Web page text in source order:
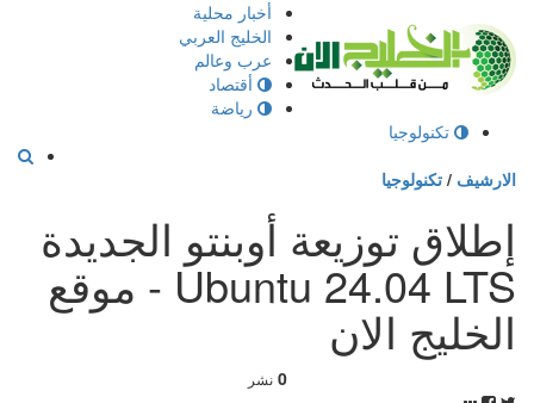
الى
المحتوى
أخبار محلية
الخليج العربي
عرب وعالم
أقتصاد
رياضة
تكنولوجيا
الارشيف / تكنولوجيا
إطلاق توزيعة أوبنتو الجديدة
Ubuntu 24.04 LTS - موقع
الخليج الان
0 نشر